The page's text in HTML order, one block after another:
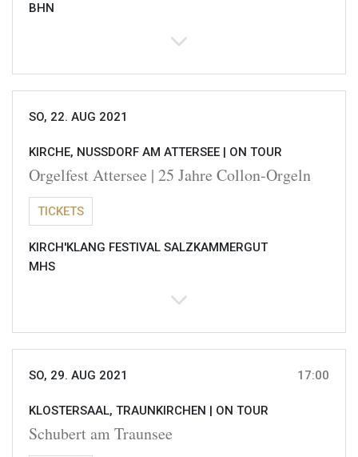
BHN
SO, 22. AUG 2021
KIRCHE, NUSSDORF AM ATTERSEE | ON TOUR
Orgelfest Attersee | 25 Jahre Collon-Orgeln
TICKETS
KIRCH'KLANG FESTIVAL SALZKAMMERGUT
MHS
SO, 29. AUG 2021 17:00
KLOSTERSAAL, TRAUNKIRCHEN | ON TOUR
Schubert am Traunsee